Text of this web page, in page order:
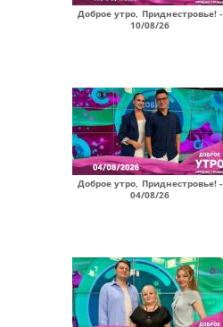
Доброе утро, Приднестровье! -
10/08/26
Доброе утро, Приднестровье! -
04/08/26